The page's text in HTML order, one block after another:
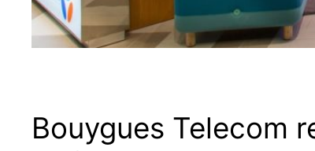
Bouygues Telecom